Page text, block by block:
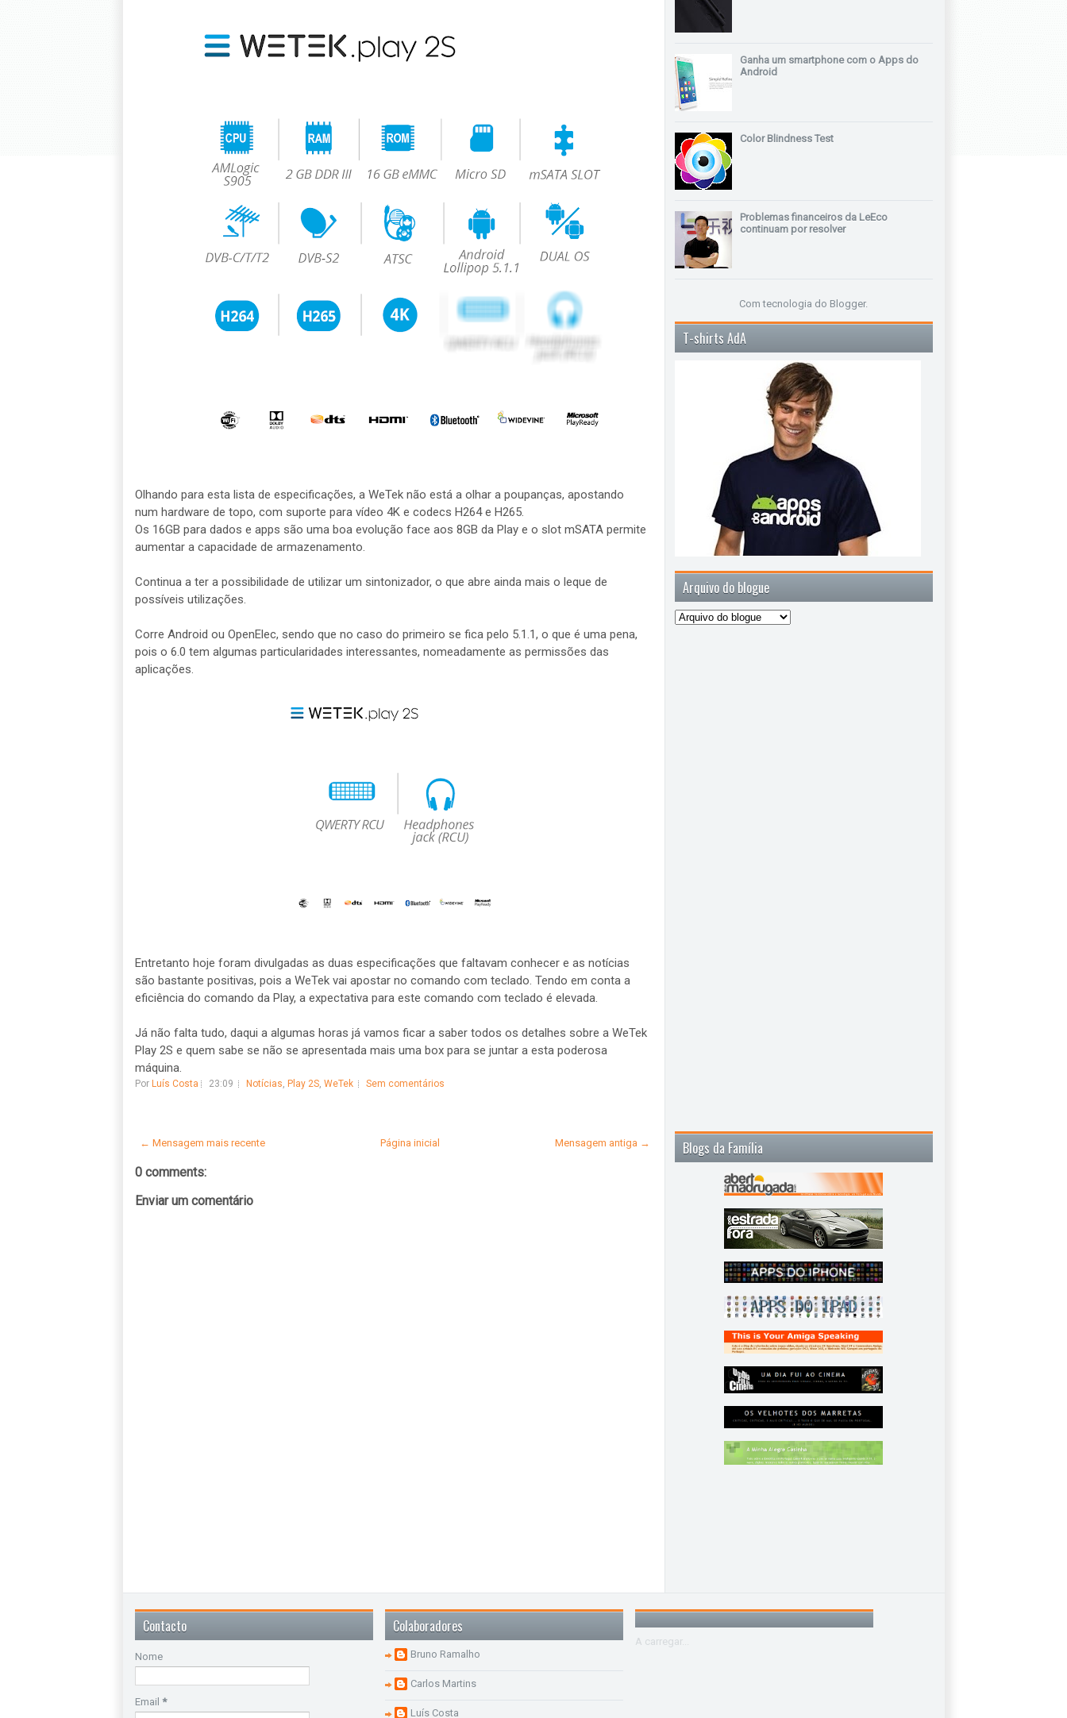
Olhando para esta lista de especificações, a WeTek não está a olhar a poupanças, apostando
num hardware de topo, com suporte para vídeo 4K e codecs H264 e H265.
Os 16GB para dados e apps são uma boa evolução face aos 8GB da Play e o slot mSATA permite
aumentar a capacidade de armazenamento.
Continua a ter a possibilidade de utilizar um sintonizador, o que abre ainda mais o leque de
possíveis utilizações.
Corre Android ou OpenElec, sendo que no caso do primeiro se fica pelo 5.1.1, o que é uma pena,
pois o 6.0 tem algumas particularidades interessantes, nomeadamente as permissões das
aplicações.
Entretanto hoje foram divulgadas as duas especificações que faltavam conhecer e as notícias
são bastante positivas, pois a WeTek vai apostar no comando com teclado. Tendo em conta a
eficiência do comando da Play, a expectativa para este comando com teclado é elevada.
Já não falta tudo, daqui a algumas horas já vamos ficar a saber todos os detalhes sobre a WeTek
Play 2S e quem sabe se não se apresentada mais uma box para se juntar a esta poderosa
máquina.
Por Luís Costa 23:09 Notícias, Play 2S, WeTek Sem comentários
← Mensagem mais recente Mensagem antiga →
Página inicial
0 comments:
Enviar um comentário
Ganha um smartphone com o Apps do
Android
Color Blindness Test
Problemas financeiros da LeEco
continuam por resolver
Com tecnologia do Blogger.
T-shirts AdA
Arquivo do blogue
Blogs da Família
Contacto
Nome
Email *
Colaboradores
Bruno Ramalho
Carlos Martins
Luís Costa
A carregar...